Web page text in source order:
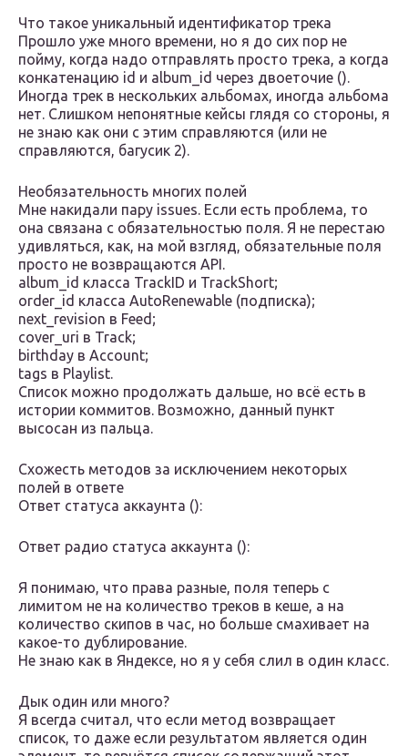
Что такое уникальный идентификатор трека
Прошло уже много времени, но я до сих пор не
пойму, когда надо отправлять просто трека, а когда
конкатенацию id и album_id через двоеточие ().
Иногда трек в нескольких альбомах, иногда альбома
нет. Слишком непонятные кейсы глядя со стороны, я
не знаю как они с этим справляются (или не
справляются, багусик 2).
Необязательность многих полей
Мне накидали пару issues. Если есть проблема, то
она связана с обязательностью поля. Я не перестаю
удивляться, как, на мой взгляд, обязательные поля
просто не возвращаются API.
album_id класса TrackID и TrackShort;
order_id класса AutoRenewable (подписка);
next_revision в Feed;
cover_uri в Track;
birthday в Account;
tags в Playlist.
Список можно продолжать дальше, но всё есть в
истории коммитов. Возможно, данный пункт
высосан из пальца.
Схожесть методов за исключением некоторых
полей в ответе
Ответ статуса аккаунта ():
Ответ радио статуса аккаунта ():
Я понимаю, что права разные, поля теперь с
лимитом не на количество треков в кеше, а на
количество скипов в час, но больше смахивает на
какое-то дублирование.
Не знаю как в Яндексе, но я у себя слил в один класс.
Дык один или много?
Я всегда считал, что если метод возвращает
список, то даже если результатом является один